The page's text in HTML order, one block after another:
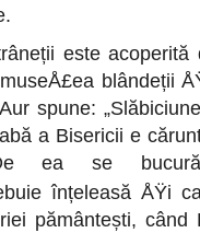
este
blândeții
spune:
a Bisericii e
De ea se
înțeleasă ÅŸi
pământești,